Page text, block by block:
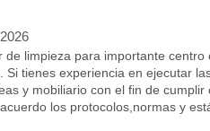
de limpieza para importante centro
Si tienes experiencia en ejecutar
y mobiliario con el fin de cumplir
los protocolos,normas y